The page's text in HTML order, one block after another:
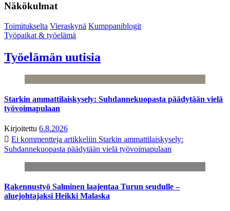
Näkökulmat
Toimitukselta Vieraskynä Kumppaniblogit
Työpaikat & työelämä
Työelämän uutisia
Starkin ammattilaiskysely: Suhdannekuopasta päädytään vielä
työvoimapulaan
Kirjoitettu 6.8.2026
Ei kommentteja artikkeliin Starkin ammattilaiskysely:
Suhdannekuopasta päädytään vielä työvoimapulaan
Rakennustyö Salminen laajentaa Turun seudulle –
aluejohtajaksi Heikki Malaska